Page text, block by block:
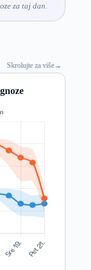
za taj dan.
Skrolujte za više→